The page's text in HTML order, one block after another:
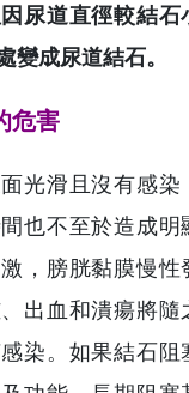
尿道直徑較結石
變成尿道結石。
危害
光滑且沒有感染
也不至於造成明
，膀胱黏膜慢性
出血和潰瘍將隨
染。如果結石阻